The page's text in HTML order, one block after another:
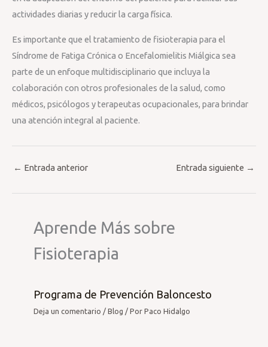
actividades diarias y reducir la carga física.
Es importante que el tratamiento de fisioterapia para el
Síndrome de Fatiga Crónica o Encefalomielitis Miálgica sea
parte de un enfoque multidisciplinario que incluya la
colaboración con otros profesionales de la salud, como
médicos, psicólogos y terapeutas ocupacionales, para brindar
una atención integral al paciente.
← Entrada anterior Entrada siguiente →
Aprende Más sobre
Fisioterapia
Programa de Prevención Baloncesto
Deja un comentario /Blog / PorPaco Hidalgo